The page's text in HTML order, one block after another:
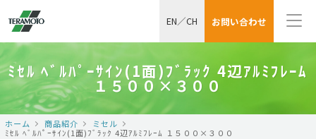
お問い合わせ
EN／CH
ﾐｾﾙ ﾍﾞﾙﾊﾟｰｻｲﾝ(1面)ﾌﾞﾗｯｸ 4辺ｱﾙﾐﾌﾚｰﾑ
１５００×３００
ホーム 商品紹介
ミセル
ﾐｾﾙ ﾍﾞﾙﾊﾟｰｻｲﾝ(1面)ﾌﾞﾗｯｸ 4辺ｱﾙﾐﾌﾚｰﾑ １５００×３００